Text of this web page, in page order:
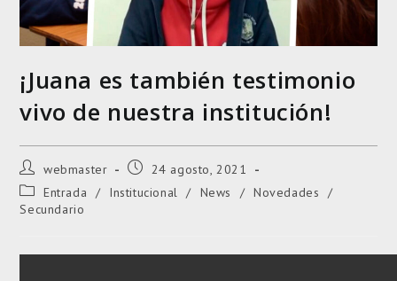
¡Juana es también testimonio
vivo de nuestra institución!
Autor
de
la
entrada:
webmaster
Entrada24 agosto, 2021
Categoría
de
Entrada / Institucional / News / Novedades
/
Secundario